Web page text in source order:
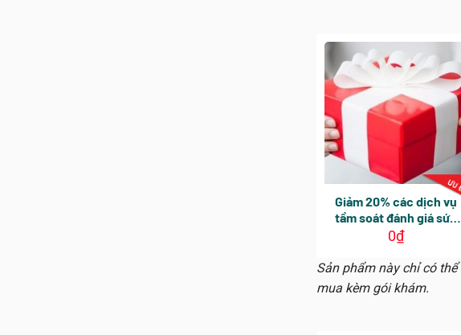
Giảm 20% các dịch vụ
tầm soát đánh giá sức
khỏe tim mạch
0₫
Sản phẩm này chỉ có thể
mua kèm gói khám.